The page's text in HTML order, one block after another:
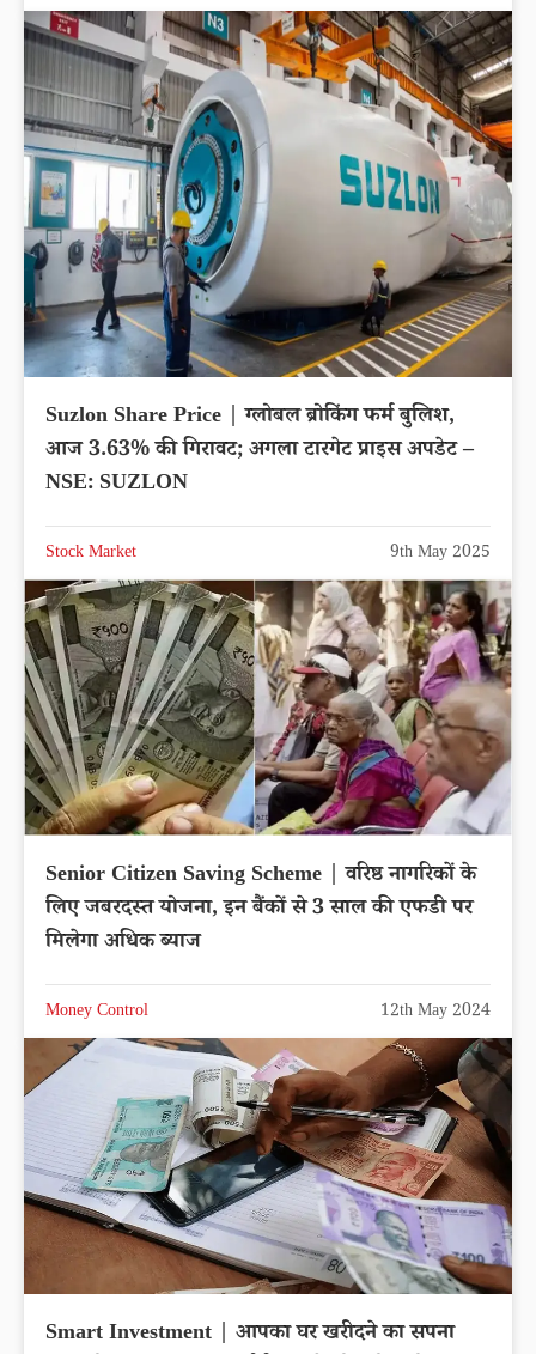
Suzlon Share Price | ग्लोबल ब्रोकिंग फर्म बुलिश,
आज 3.63% की गिरावट; अगला टारगेट प्राइस अपडेट –
NSE: SUZLON
Stock Market 9th May 2025
Senior Citizen Saving Scheme | वरिष्ठ नागरिकों के
लिए जबरदस्त योजना, इन बैंकों से 3 साल की एफडी पर
मिलेगा अधिक ब्याज
Money Control 12th May 2024
Smart Investment | आपका घर खरीदने का सपना